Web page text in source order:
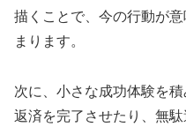
描くことで、今の行動が
まります。
次に、小さな成功体験を
返済を完了させたり、無